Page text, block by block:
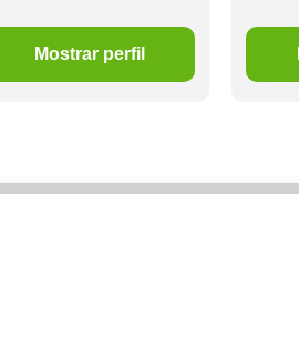
Mostrar perfil